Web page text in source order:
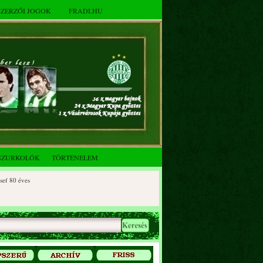
JOGOK FRADI.HU
TÖRTÉNELEM
éves
éves